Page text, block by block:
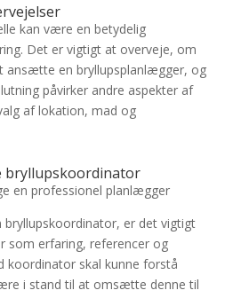
kan være en betydelig
Det er vigtigt at overveje, om
ansætte en bryllupsplanlægger, og
påvirker andre aspekter af
af lokation, mad og
bryllupskoordinator
en professionel planlægger
er det vigtigt
som erfaring, referencer og
koordinator skal kunne forstå
i stand til at omsætte denne til